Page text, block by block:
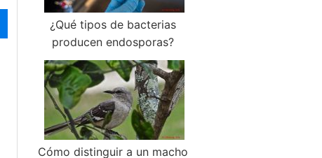
¿Qué tipos de bacterias
producen endosporas?
Cómo distinguir a un macho